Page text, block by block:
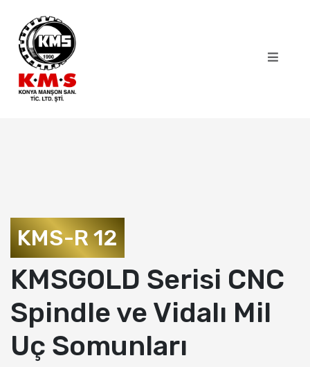
KMS-R 12
KMSGOLD Serisi CNC
Spindle ve Vidalı Mil
Uç Somunları